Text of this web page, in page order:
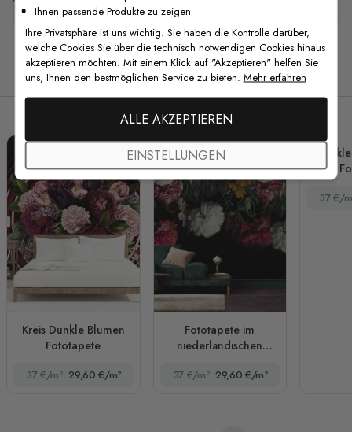
Verwandte Produkte
Kreis Dunkle Blumen
Fototapete
37 €/m² 29,60 €/m²
Fototapete im
niederländischen
37 €/m² 29,60 €/m²
37 €/
Ihnen passende Produkte zu zeigen
Ihre Privatsphäre ist uns wichtig. Sie haben die Kontrolle darüber,
welche Cookies Sie über die technisch notwendigen Cookies hinaus
akzeptieren möchten. Mit einem Klick auf "Akzeptieren" helfen Sie
uns, Ihnen den bestmöglichen Service zu bieten. Mehr erfahren
ALLE AKZEPTIEREN
EINSTELLUNGEN